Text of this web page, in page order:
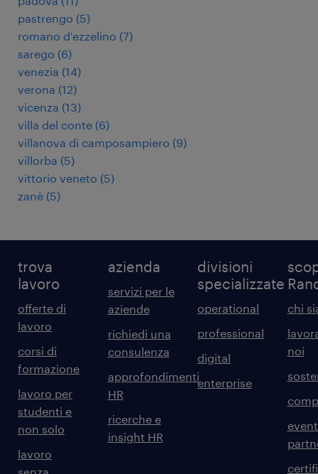
pastrengo (5)
romano d'ezzelino (7)
sarego (6)
venezia (14)
verona (12)
vicenza (13)
villa del conte (6)
villanova di camposampiero (9)
villorba (5)
vittorio veneto (5)
zanè (5)
trova
lavoro
offerte di
lavoro
corsi di
formazione
lavoro per
studenti e
non solo
lavoro
azienda
servizi per le
aziende
richiedi una
consulenza
approfondimenti
HR
ricerche e
insight HR
divisioni
specializzate
operational
professional
digital
enterprise
chi
noi